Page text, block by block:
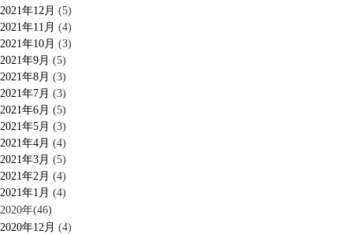
2021年12月 (5)
2021年11月 (4)
2021年10月 (3)
2021年9月 (5)
2021年8月 (3)
2021年7月 (3)
2021年6月 (5)
2021年5月 (3)
2021年4月 (4)
2021年3月 (5)
2021年2月 (4)
2021年1月 (4)
2020年(46)
2020年12月 (4)